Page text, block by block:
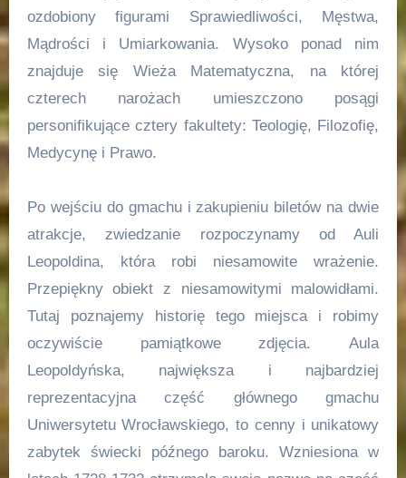
ozdobiony figurami Sprawiedliwości, Męstwa,
Mądrości i Umiarkowania. Wysoko ponad nim
znajduje się Wieża Matematyczna, na której
czterech narożach umieszczono posągi
personifikujące cztery fakultety: Teologię, Filozofię,
Medycynę i Prawo.
Po wejściu do gmachu i zakupieniu biletów na dwie
atrakcje, zwiedzanie rozpoczynamy od Auli
Leopoldina, która robi niesamowite wrażenie.
Przepiękny obiekt z niesamowitymi malowidłami.
Tutaj poznajemy historię tego miejsca i robimy
oczywiście pamiątkowe zdjęcia. Aula
Leopoldyńska, największa i najbardziej
reprezentacyjna część głównego gmachu
Uniwersytetu Wrocławskiego, to cenny i unikatowy
zabytek świecki późnego baroku. Wzniesiona w